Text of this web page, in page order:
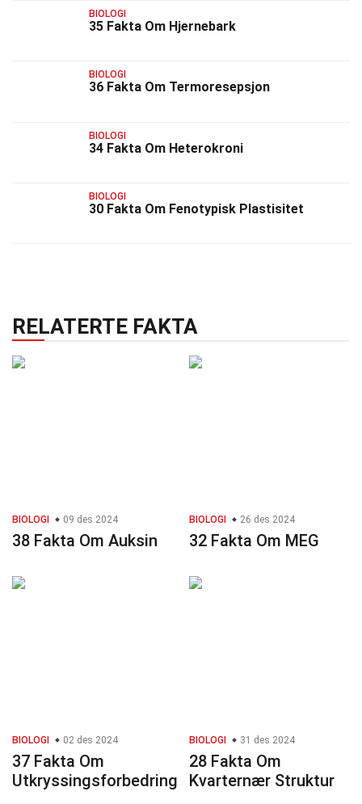
BIOLOGI
35 Fakta Om Hjernebark
BIOLOGI
36 Fakta Om Termoresepsjon
BIOLOGI
34 Fakta Om Heterokroni
BIOLOGI
30 Fakta Om Fenotypisk Plastisitet
RELATERTE FAKTA
BIOLOGI 09 des 2024
38 Fakta Om Auksin
BIOLOGI 26 des 2024
32 Fakta Om MEG
BIOLOGI 02 des 2024
37 Fakta Om
Utkryssingsforbedring
BIOLOGI 31 des 2024
28 Fakta Om
Kvarternær Struktur